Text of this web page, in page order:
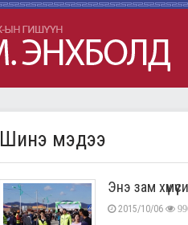
Шинэ мэдээ
Энэ зам
2015/10/06